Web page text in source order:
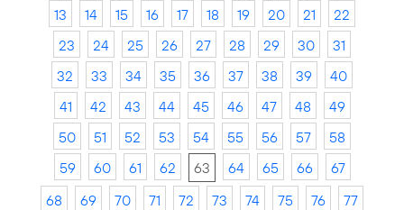
13
14 15 16 17 18 19 20 21
22
23
24 25 26 27 28 29 30
31
32
33 34 35 36 37 38 39
40
41
42 43 44 45 46 47 48
49
50
51 52 53 54 55 56 57
58
59
60 61 62 63 64 65 66
67
68
69 70 71 72 73 74 75 76
77